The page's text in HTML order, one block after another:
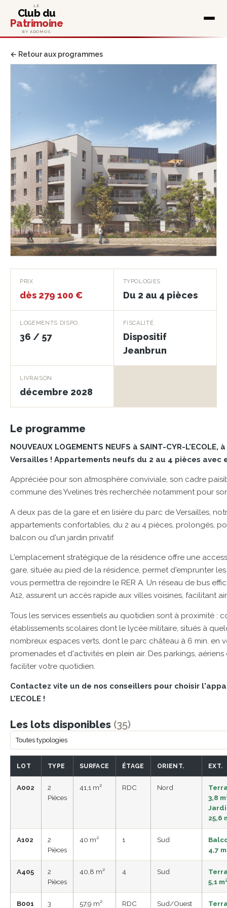
LE
Club du
Patrimoine
BY ADOMOS
← Retour aux programmes
Les Terrasses
d'Héloise
PRIX
dès 279 100 €
TYPOLOGIES
Du 2 au 4 pièces
LOGEMENTS DISPO.
36 / 57
FISCALITÉ
Dispositif
Jeanbrun
LIVRAISON
décembre 2028
Le programme
NOUVEAUX LOGEMENTS NEUFS à SAINT-CYR-
Versailles ! Appartements neufs du 2 au 4 pièces avec
Appréciée pour son atmosphère conviviale, son cadre
commune des Yvelines très recherchée notamment pour
A deux pas de la gare et en lisière du parc de Versailles,
appartements confortables, du 2 au 4 pièces, prolongés,
balcon ou d'un jardin privatif.
L'emplacement stratégique de la résidence offre une
gare, située au pied de la résidence, permet d'emprunter les
vous permettra de rejoindre le RER A. Un réseau de bus
A12, assurent un accès rapide aux villes voisines, facilitant
Tous les services essentiels au quotidien sont à proximité :
établissements scolaires dont le lycée militaire, situés à
nombreux espaces verts, dont le parc château à 6 min. en
promenades et d'activités en plein air. Des parkings,
faciliter votre quotidien.
Contactez vite un de nos conseillers pour choisir
L'ECOLE !
Les lots disponibles (35)
LOT TYPE SURFACE ÉTAGE ORIENT. EXT.
A002
2
Pièces
41,1 m² RDC Nord
3,8
25,6
A102
2
Pièces
40 m² 1 Sud
4,7
A405
2
Pièces
40,8 m² 4 Sud
5,1
B001
3
57,9 m² RDC Sud/Ouest